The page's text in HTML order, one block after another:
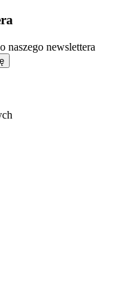
naszego newslettera